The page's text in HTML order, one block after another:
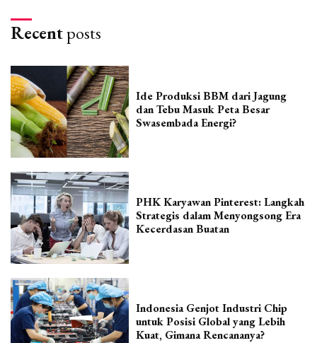
Recentposts
Ide Produksi BBM dari Jagung
dan Tebu Masuk Peta Besar
Swasembada Energi?
PHK Karyawan Pinterest: Langkah
Strategis dalam Menyongsong Era
Kecerdasan Buatan
Indonesia Genjot Industri Chip
untuk Posisi Global yang Lebih
Kuat, Gimana Rencananya?